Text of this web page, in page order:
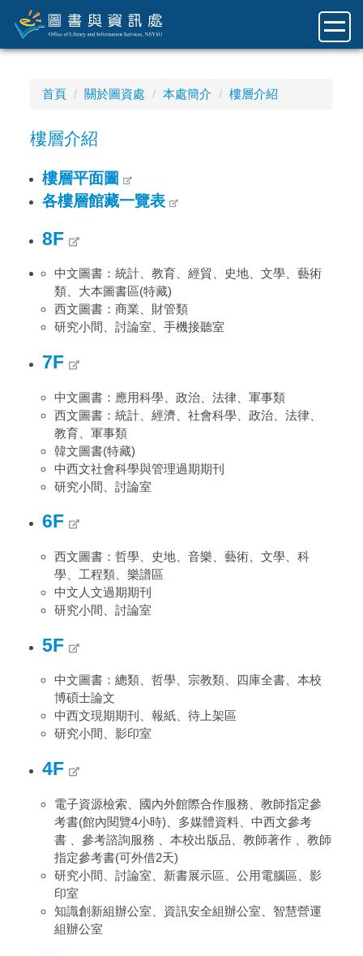
到
主
首頁 關於圖資處 本處簡介 樓層介紹
樓層介紹
樓層平面圖
各樓層館藏一覽表
8F
中文圖書：統計、教育、經貿、史地、文學、藝術
類、大本圖書區(特藏)
西文圖書：商業、財管類
研究小間、討論室、手機接聽室
7F
中文圖書：應用科學、政治、法律、軍事類
西文圖書：統計、經濟、社會科學、政治、法律、
教育、軍事類
韓文圖書(特藏)
中西文社會科學與管理過期期刊
研究小間、討論室
6F
西文圖書：哲學、史地、音樂、藝術、文學、科
學、工程類、樂譜區
中文人文過期期刊
研究小間、討論室
5F
中文圖書：總類、哲學、宗教類、四庫全書、本校
博碩士論文
中西文現期期刊、報紙、待上架區
研究小間、影印室
4F
電子資源檢索、國內外館際合作服務、教師指定參
考書(館內閱覽4小時)、多媒體資料、中西文參考
書 、參考諮詢服務 、本校出版品、教師著作 、教師
指定參考書(可外借2天)
研究小間、討論室、新書展示區、公用電腦區、影
印室
知識創新組辦公室、資訊安全組辦公室、智慧營運
組辦公室